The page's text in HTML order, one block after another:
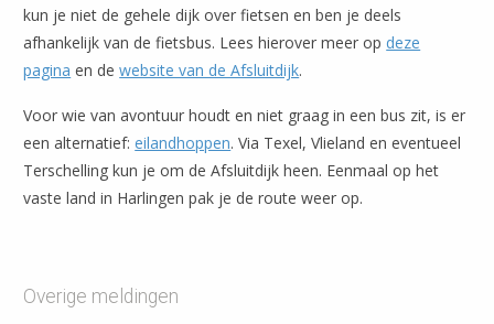
kun je niet de gehele dijk over fietsen en ben je deels
afhankelijk van de fietsbus. Lees hierover meer op deze
pagina en dewebsite van de Afsluitdijk.
Voor wie van avontuur houdt en niet graag in een bus zit, is er
een alternatief:eilandhoppen. Via Texel, Vlieland en eventueel
Terschelling kun je om de Afsluitdijk heen. Eenmaal op het
vaste land in Harlingen pak je de route weer op.
Overige meldingen